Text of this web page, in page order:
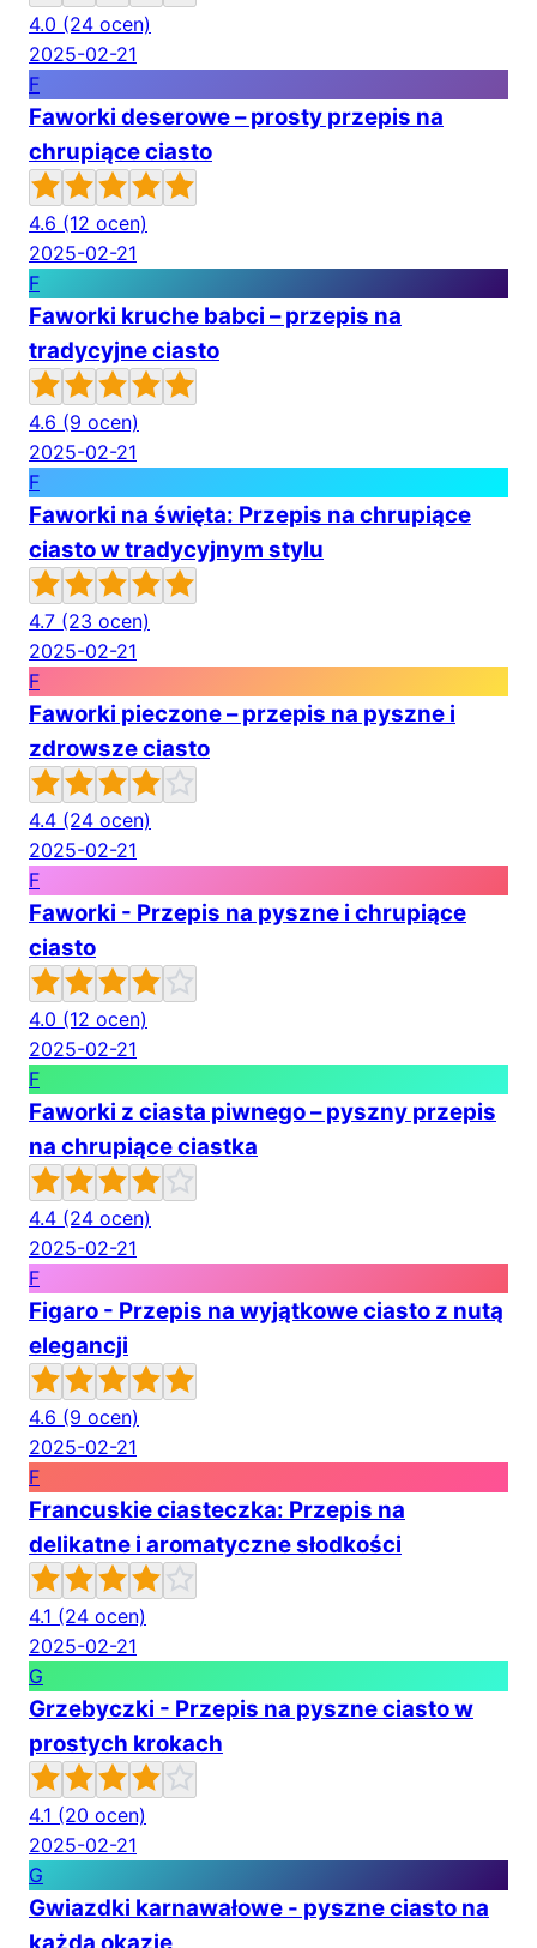
4.0 (24 ocen)
2025-02-21
F
Faworki deserowe – prosty przepis na
chrupiące ciasto
4.6 (12 ocen)
2025-02-21
F
Faworki kruche babci – przepis na
tradycyjne ciasto
4.6 (9 ocen)
2025-02-21
F
Faworki na święta: Przepis na chrupiące
ciasto w tradycyjnym stylu
4.7 (23 ocen)
2025-02-21
F
Faworki pieczone – przepis na pyszne i
zdrowsze ciasto
4.4 (24 ocen)
2025-02-21
F
Faworki - Przepis na pyszne i chrupiące
ciasto
4.0 (12 ocen)
2025-02-21
F
Faworki z ciasta piwnego – pyszny przepis
na chrupiące ciastka
4.4 (24 ocen)
2025-02-21
F
Figaro - Przepis na wyjątkowe ciasto z nutą
elegancji
4.6 (9 ocen)
2025-02-21
F
Francuskie ciasteczka: Przepis na
delikatne i aromatyczne słodkości
4.1 (24 ocen)
2025-02-21
G
Grzebyczki - Przepis na pyszne ciasto w
prostych krokach
4.1 (20 ocen)
2025-02-21
G
Gwiazdki karnawałowe - pyszne ciasto na